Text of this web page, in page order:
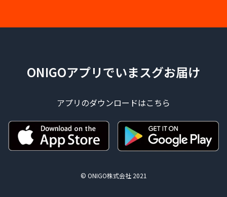
ONIGOアプリでいまスグお届け
アプリのダウンロードはこちら
© ONIGO株式会社 2021